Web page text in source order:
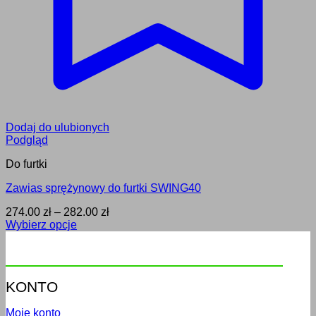
Dodaj do ulubionych
Podgląd
Do furtki
Zawias sprężynowy do furtki SWING40
274.00 zł – 282.00 złZakres
do
Wybierz opcje
ma
wariantów.
można
KONTO
Moje konto